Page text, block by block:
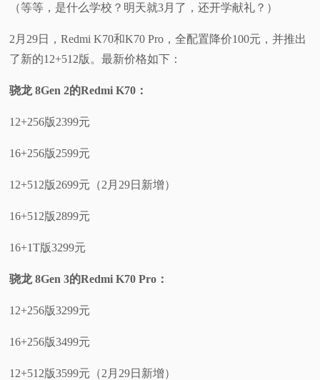
（等等，是什么学校？明天就3月了，还开学献礼？）
2月29日，Redmi K70和K70 Pro，全配置降价100元，并推出
了新的12+512版。最新价格如下：
骁龙 8Gen 2的Redmi K70：
12+256版2399元
16+256版2599元
12+512版2699元（2月29日新增）
16+512版2899元
16+1T版3299元
骁龙 8Gen 3的Redmi K70 Pro：
12+256版3299元
16+256版3499元
12+512版3599元（2月29日新增）